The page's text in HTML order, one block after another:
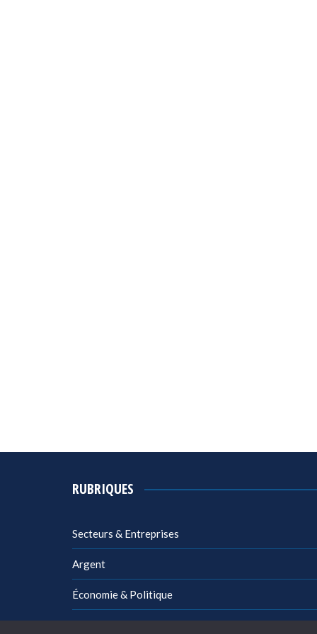
RUBRIQUES
Secteurs & Entreprises
Argent
Économie & Politique
Management